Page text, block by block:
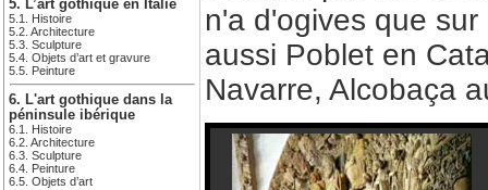
5. L’art gothique en Italie
5.1. Histoire
5.2. Architecture
5.3. Sculpture
5.4. Objets d’art et gravure
5.5. Peinture
6. L'art gothique dans la
péninsule ibérique
6.1. Histoire
6.2. Architecture
6.3. Sculpture
6.4. Peinture
6.5. Objets d’art
n'a d'ogives que
aussi Poblet en
Navarre, Alcobaça